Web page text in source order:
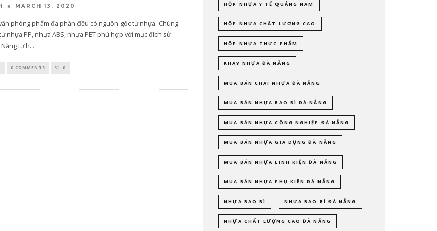
MARCH 13, 2020
phòng phẩm đa phần đều có nguồn gốc từ nhựa. Chúng
nhựa PP, nhựa ABS, nhựa PET phù hợp với mục đích sử
tự h...
0 COMMENTS 0
HỘP NHỰA Y TẾ QUẢNG NAM
HỘP NHỰA CHẤT LƯỢNG CAO
HỘP NHỰA THỰC PHẨM
KHAY NHỰA ĐÀ NẴNG
MUA BÁN CHAI NHỰA ĐÀ NẴNG
MUA BÁN NHỰA BAO BÌ ĐÀ NẴNG
MUA BÁN NHỰA CÔNG NGHIỆP ĐÀ NẴNG
MUA BÁN NHỰA GIA DỤNG ĐÀ NẴNG
MUA BÁN NHỰA LINH KIỆN ĐÀ NẴNG
MUA BÁN NHỰA PHỤ KIỆN ĐÀ NẴNG
NHỰA BAO BÌ NHỰA BAO BÌ ĐÀ NẴNG
NHỰA CHẤT LƯỢNG CAO ĐÀ NẴNG